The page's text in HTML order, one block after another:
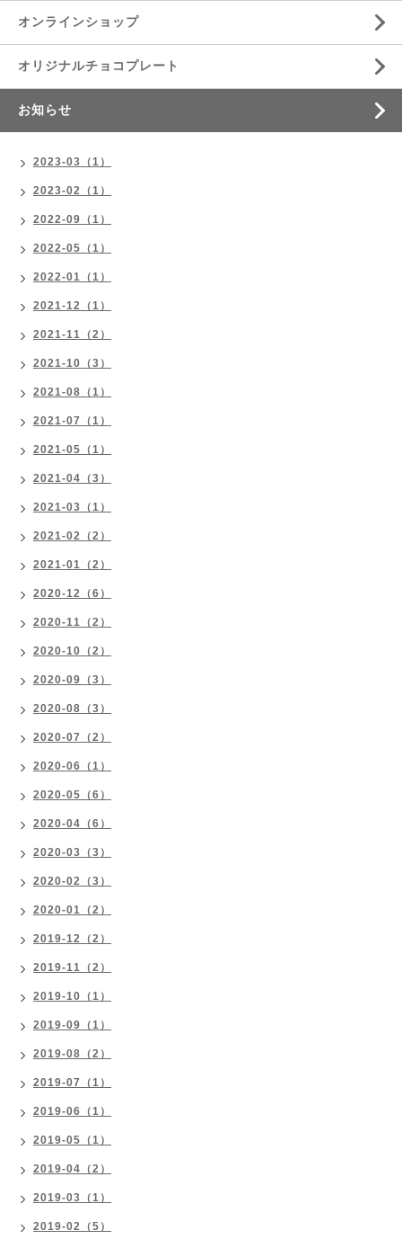
オンラインショップ
オリジナルチョコプレート
お知らせ
2023-03（1）
2023-02（1）
2022-09（1）
2022-05（1）
2022-01（1）
2021-12（1）
2021-11（2）
2021-10（3）
2021-08（1）
2021-07（1）
2021-05（1）
2021-04（3）
2021-03（1）
2021-02（2）
2021-01（2）
2020-12（6）
2020-11（2）
2020-10（2）
2020-09（3）
2020-08（3）
2020-07（2）
2020-06（1）
2020-05（6）
2020-04（6）
2020-03（3）
2020-02（3）
2020-01（2）
2019-12（2）
2019-11（2）
2019-10（1）
2019-09（1）
2019-08（2）
2019-07（1）
2019-06（1）
2019-05（1）
2019-04（2）
2019-03（1）
2019-02（5）